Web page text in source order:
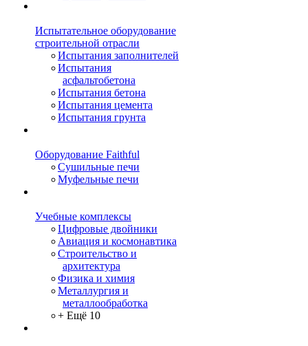
Испытательное оборудование
строительной отрасли
Испытания заполнителей
Испытания
асфальтобетона
Испытания бетона
Испытания цемента
Испытания грунта
Оборудование Faithful
Сушильные печи
Муфельные печи
Учебные комплексы
Цифровые двойники
Авиация и космонавтика
Строительство и
архитектура
Физика и химия
Металлургия и
металлообработка
+ Ещё 10